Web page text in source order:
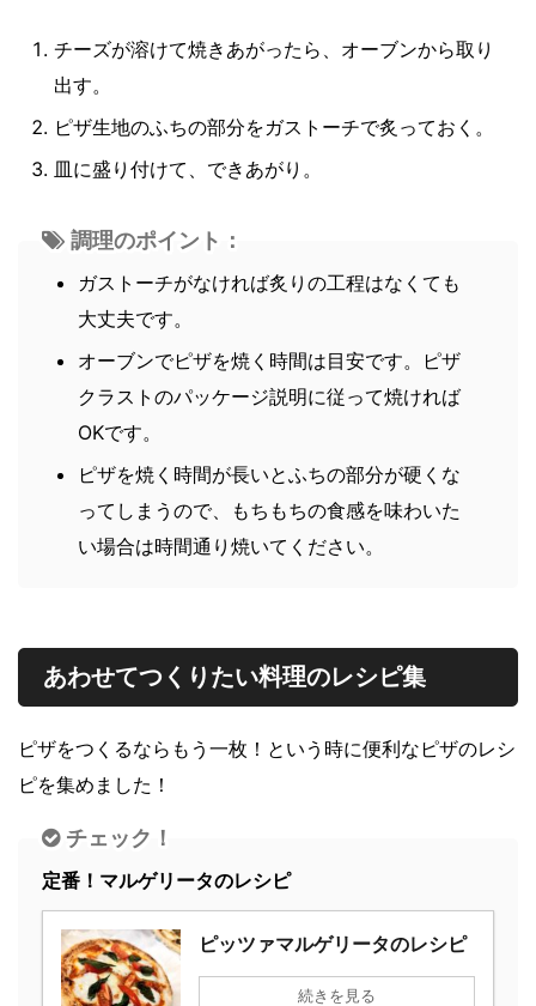
チーズが溶けて焼きあがったら、オーブンから取り
出す。
ピザ生地のふちの部分をガストーチで炙っておく。
皿に盛り付けて、できあがり。
調理のポイント：
ガストーチがなければ炙りの工程はなくても
大丈夫です。
オーブンでピザを焼く時間は目安です。ピザ
クラストのパッケージ説明に従って焼ければ
OKです。
ピザを焼く時間が長いとふちの部分が硬くな
ってしまうので、もちもちの食感を味わいた
い場合は時間通り焼いてください。
あわせてつくりたい料理のレシピ集
ピザをつくるならもう一枚！という時に便利なピザのレシ
ピを集めました！
チェック！
定番！マルゲリータのレシピ
ピッツァマルゲリータのレシピ
続きを見る